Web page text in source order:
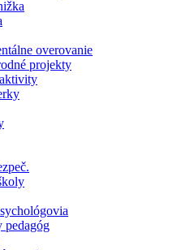
overovanie
projekty
pedagóg